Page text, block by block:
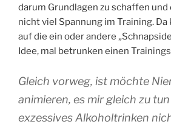
darum Grundlagen zu schaffen und
nicht viel Spannung im Training.
auf die ein oder andere
Idee, mal betrunken einen
Gleich vorweg, ist möchte
animieren, es mir gleich zu
exzessives Alkoholtrinken